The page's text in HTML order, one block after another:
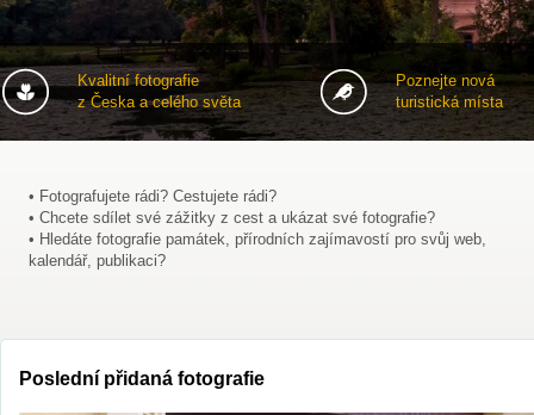
Kvalitní fotografie
z Česka a celého světa
Poznejte nová
turistická místa
• Fotografujete rádi? Cestujete rádi?
• Chcete sdílet své zážitky z cest a ukázat své fotografie?
• Hledáte fotografie památek, přírodních zajímavostí pro svůj web,
kalendář, publikaci?
Poslední přidaná fotografie